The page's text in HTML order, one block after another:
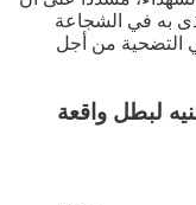
به في الشجاعة
التضحية من أجل
صرف 100 ألف جنيه لبطل واقعة